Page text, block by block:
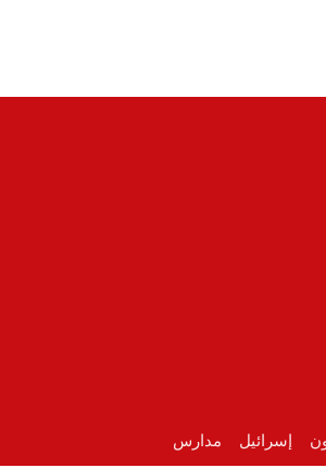
إسرائيل مدارس